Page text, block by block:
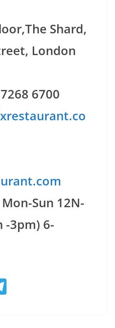
Shard,
London
6700
Sun 12N-
-3pm) 6-